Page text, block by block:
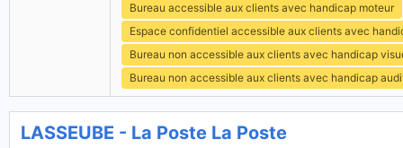
Bureau accessible aux clients avec handicap moteur
Espace confidentiel accessible aux clients avec
Bureau non accessible aux clients avec handicap
Bureau non accessible aux clients avec handicap
LASSEUBE - La Poste La Poste